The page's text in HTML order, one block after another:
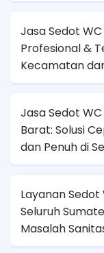
Jasa Sedot
Profesional &
Kecamatan
Jasa Sedot
Barat: Solusi
dan Penuh di
Layanan
Seluruh
Masalah